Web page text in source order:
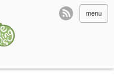
menu